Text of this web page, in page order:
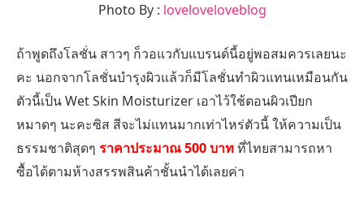
Photo By : loveloveloveblog
ถ้าพูดถึงโลชั่น สาวๆ ก็วอแวกับแบรนด์นี้อยู่พอสมควรเลยนะ
คะ นอกจากโลชั่นบำรุงผิวแล้วก็มีโลชั่นทำผิวแทนเหมือนกัน
ตัวนี้เป็น Wet Skin Moisturizer เอาไว้ใช้ตอนผิวเปียก
หมาดๆ นะคะซิส สีจะไม่แทนมากเท่าไหร่ตัวนี้ ให้ความเป็น
ธรรมชาติสุดๆ ราคาประมาณ 500 บาทที่ไทยสามารถหา
ซื้อได้ตามห้างสรรพสินค้าชั้นนำได้เลยค่า